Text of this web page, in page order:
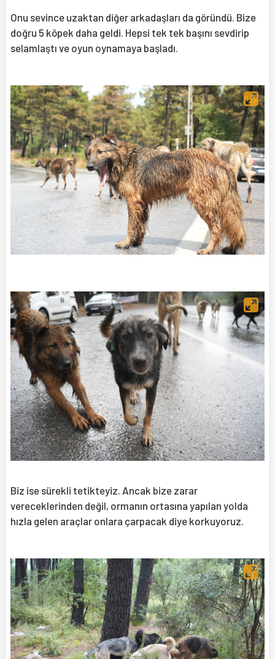
Onu sevince uzaktan diğer arkadaşları da göründü. Bize
doğru 5 köpek daha geldi. Hepsi tek tek başını sevdirip
selamlaştı ve oyun oynamaya başladı.
Biz ise sürekli tetikteyiz. Ancak bize zarar
vereceklerinden değil, ormanın ortasına yapılan yolda
hızla gelen araçlar onlara çarpacak diye korkuyoruz.